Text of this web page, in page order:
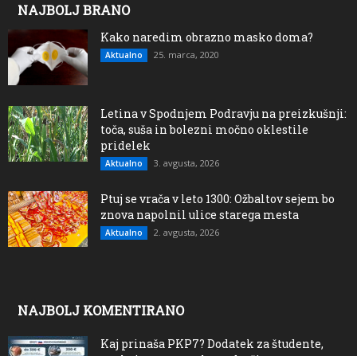
NAJBOLJ BRANO
Kako naredim obrazno masko doma?
Aktualno 25. marca, 2020
Letina v Spodnjem Podravju na preizkušnji:
toča, suša in bolezni močno oklestile
pridelek
Aktualno 3. avgusta, 2026
Ptuj se vrača v leto 1300: Ožbaltov sejem bo
znova napolnil ulice starega mesta
Aktualno 2. avgusta, 2026
NAJBOLJ KOMENTIRANO
Kaj prinaša PKP7? Dodatek za študente,